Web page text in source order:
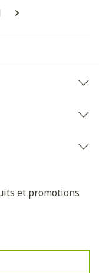
la page
et promotions